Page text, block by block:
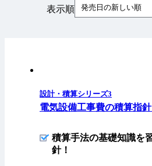
表示順 発売日の新しい順
設計・積算シリーズ3
電気設備工事費の積算指針
積算手法の基礎知識を
針！